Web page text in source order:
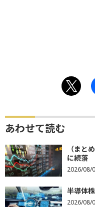
あわせて読む
（まと
に続落
2026/08/
半導体
2026/08/